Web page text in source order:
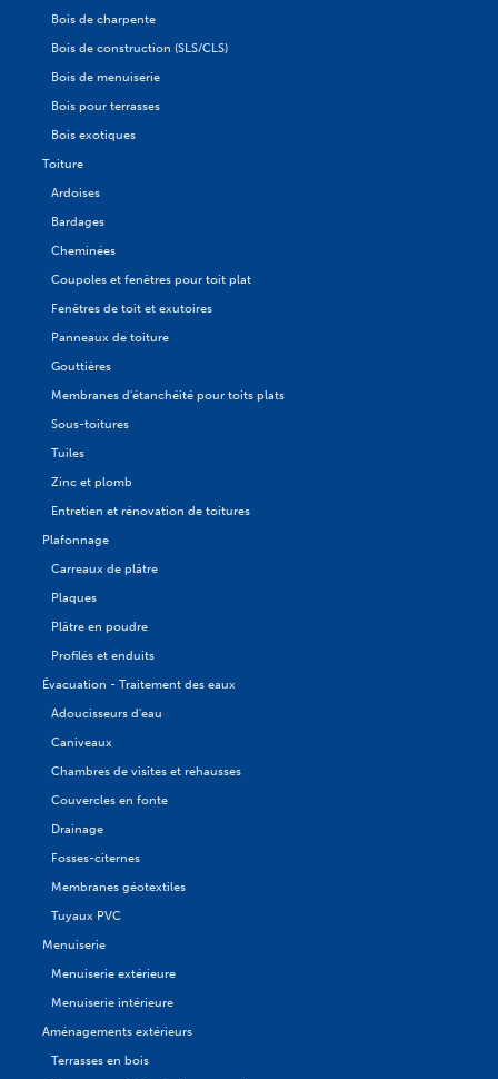
Bois de charpente
Bois de construction (SLS/CLS)
Bois de menuiserie
Bois pour terrasses
Bois exotiques
Toiture
Ardoises
Bardages
Cheminées
Coupoles et fenêtres pour toit plat
Fenêtres de toit et exutoires
Panneaux de toiture
Gouttières
Membranes d'étanchéité pour toits plats
Sous-toitures
Tuiles
Zinc et plomb
Entretien et rénovation de toitures
Plafonnage
Carreaux de plâtre
Plaques
Plâtre en poudre
Profilés et enduits
Évacuation - Traitement des eaux
Adoucisseurs d'eau
Caniveaux
Chambres de visites et rehausses
Couvercles en fonte
Drainage
Fosses-citernes
Membranes géotextiles
Tuyaux PVC
Menuiserie
Menuiserie extérieure
Menuiserie intérieure
Aménagements extérieurs
Terrasses en bois